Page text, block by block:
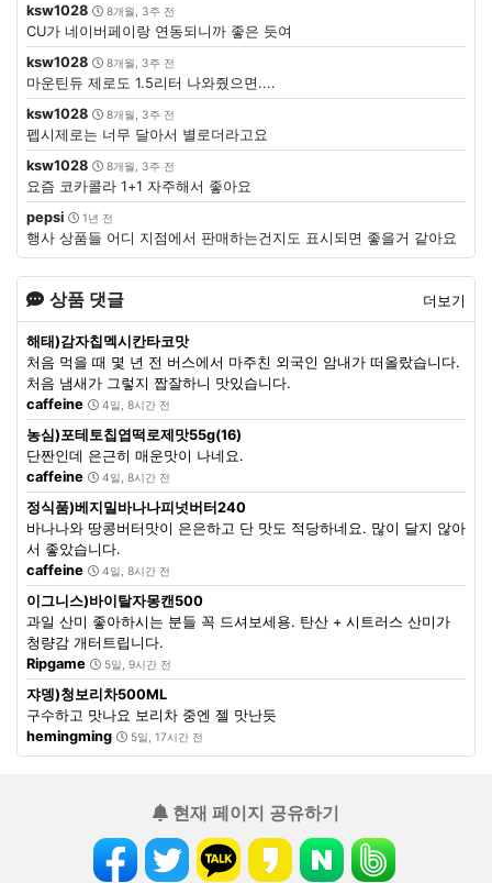
ksw1028 8개월, 3주 전
CU가 네이버페이랑 연동되니까 좋은 듯여
ksw1028
8개월, 3주 전
마운틴듀 제로도 1.5리터 나와줬으면....
ksw1028
8개월, 3주 전
펩시제로는 너무 달아서 별로더라고요
ksw1028
8개월, 3주 전
요즘 코카콜라 1+1 자주해서 좋아요
pepsi
1년 전
행사 상품들 어디 지점에서 판매하는건지도 표시되면 좋을거 같아요
상품 댓글 더보기
해태)감자칩멕시칸타코맛
처음 먹을 때 몇 년 전 버스에서 마주친 외국인 암내가 떠올랐습니다.
처음 냄새가 그렇지 짭잘하니 맛있습니다.
caffeine
4일, 8시간 전
농심)포테토칩엽떡로제맛55g(16)
단짠인데 은근히 매운맛이 나네요.
caffeine
4일, 8시간 전
정식품)베지밀바나나피넛버터240
바나나와 땅콩버터맛이 은은하고 단 맛도 적당하네요. 많이 달지 않아
서 좋았습니다.
caffeine
4일, 8시간 전
이그니스)바이탈자몽캔500
과일 산미 좋아하시는 분들 꼭 드셔보세용. 탄산 + 시트러스 산미가
청량감 개터트립니다.
Ripgame
5일, 9시간 전
쟈뎅)청보리차500ML
구수하고 맛나요 보리차 중엔 젤 맛난듯
hemingming
5일, 17시간 전
현재 페이지 공유하기